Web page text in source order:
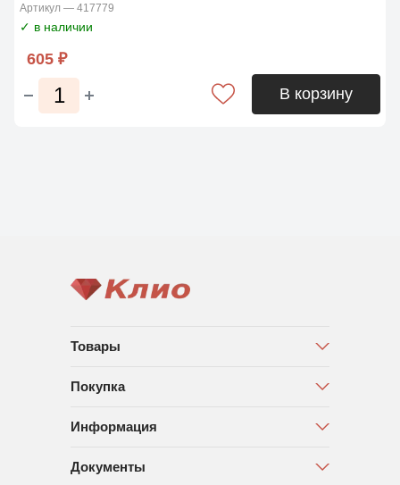
Артикул — 417779
✓ в наличии
605 ₽
В корзину
Товары
Покупка
Информация
Документы